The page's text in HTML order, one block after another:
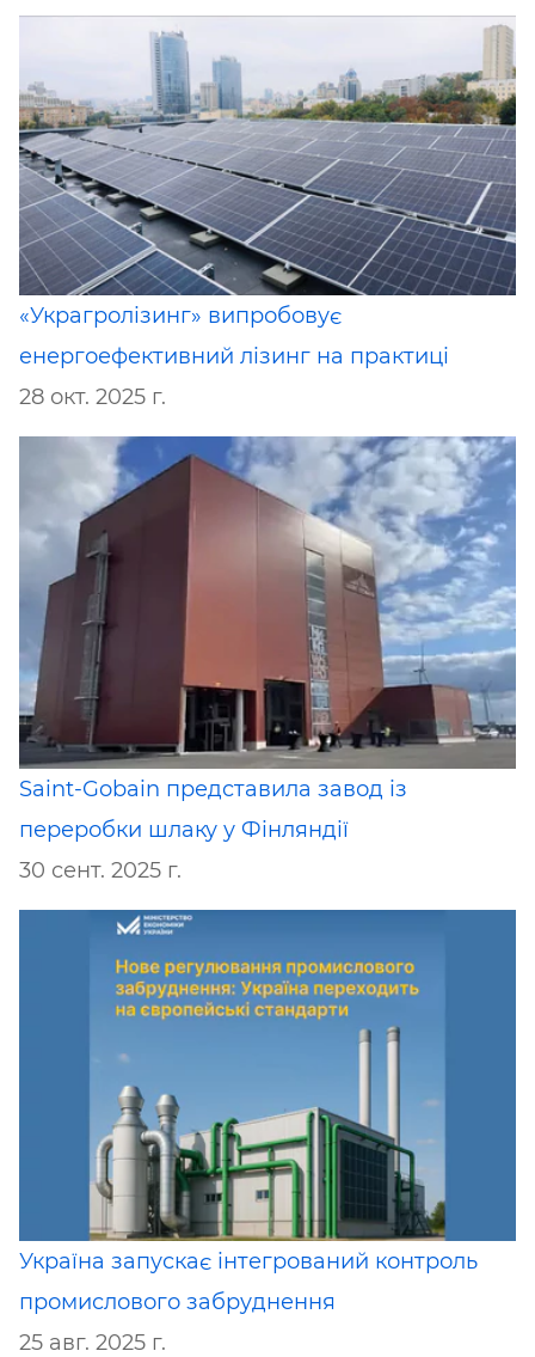
«Украгролізинг» випробовує
енергоефективний лізинг на практиці
28 окт. 2025 г.
Saint-Gobain представила завод із
переробки шлаку у Фінляндії
30 сент. 2025 г.
Україна запускає інтегрований контроль
промислового забруднення
25 авг. 2025 г.